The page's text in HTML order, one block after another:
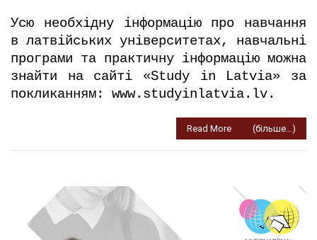
Усю необхідну інформацію про навчання
в латвійських університетах, навчальні
програми та практичну інформацію можна
знайти на сайті «Study in Latvia» за
покликанням: www.studyinlatvia.lv.
(більше…)
Read More